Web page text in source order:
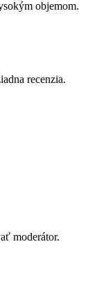
objemom.
recenzia.
moderátor.